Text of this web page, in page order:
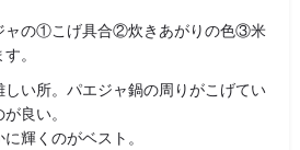
ャの①こげ具合②炊きあがりの色③米
。
い所。パエジャ鍋の周りがこげてい
良い。
輝くのがベスト。